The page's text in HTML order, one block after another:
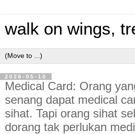
walk on wings,
2026-05-10
Medical Card: Orang
senang dapat medical
sihat. Tapi orang sihat
dorang tak perlukan